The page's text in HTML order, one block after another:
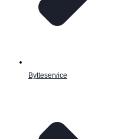
Bytteservice